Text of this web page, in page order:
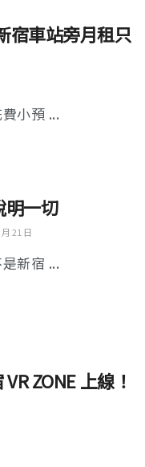
宿車站旁月租只
小預 ...
明一切
21 日
新宿 ...
ZONE 上線！